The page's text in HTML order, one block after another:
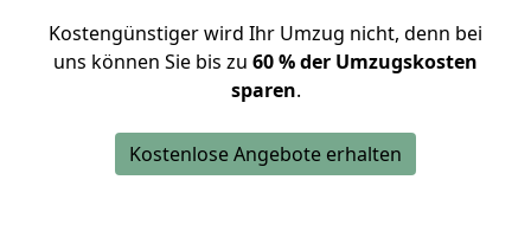
Kostengünstiger wird Ihr Umzug nicht, denn bei
uns können Sie bis zu 60 % der Umzugskosten
sparen.
Kostenlose Angebote erhalten